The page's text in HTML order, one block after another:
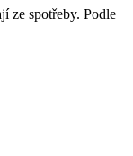
ze spotřeby. Podle